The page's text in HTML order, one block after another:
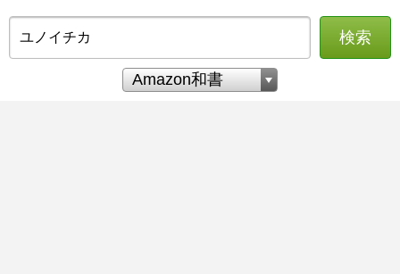
検索